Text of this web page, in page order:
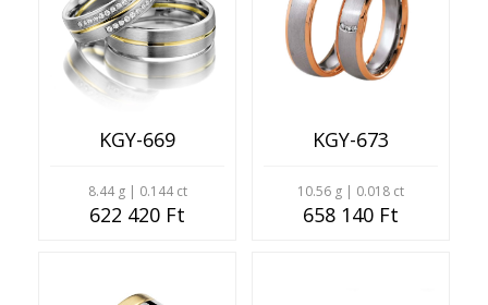
KGY-669
8.44 g | 0.144 ct
622 420 Ft
KGY-673
10.56 g | 0.018 ct
658 140 Ft